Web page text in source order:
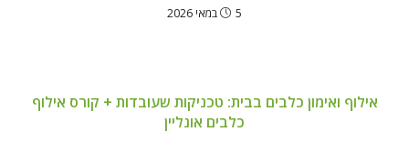
5 במאי 2026
אילוף ואימון כלבים בבית: טכניקות שעובדות + קורס אילוף
כלבים אונליין